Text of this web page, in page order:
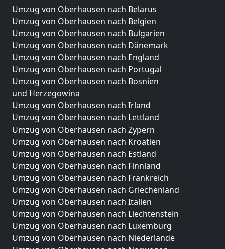
Umzug von Oberhausen nach Belarus
Umzug von Oberhausen nach Belgien
Umzug von Oberhausen nach Bulgarien
Umzug von Oberhausen nach Dänemark
Umzug von Oberhausen nach England
Umzug von Oberhausen nach Portugal
Umzug von Oberhausen nach Bosnien
und Herzegowina
Umzug von Oberhausen nach Irland
Umzug von Oberhausen nach Lettland
Umzug von Oberhausen nach Zypern
Umzug von Oberhausen nach Kroatien
Umzug von Oberhausen nach Estland
Umzug von Oberhausen nach Finnland
Umzug von Oberhausen nach Frankreich
Umzug von Oberhausen nach Griechenland
Umzug von Oberhausen nach Italien
Umzug von Oberhausen nach Liechtenstein
Umzug von Oberhausen nach Luxemburg
Umzug von Oberhausen nach Niederlande